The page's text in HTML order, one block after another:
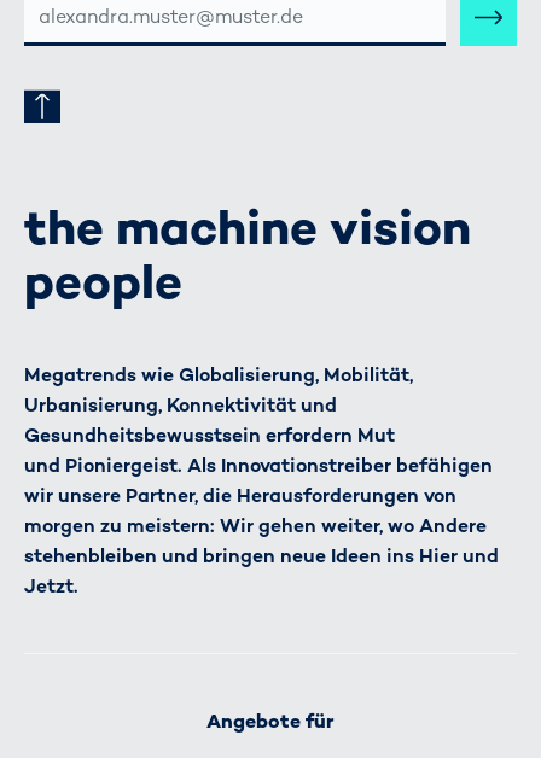
MAIL-
ADRESSE
the machine vision
people
Megatrends wie Globalisierung, Mobilität,
Urbanisierung, Konnektivität und
Gesundheitsbewusstsein erfordern Mut
und Pioniergeist. Als Innovationstreiber befähigen
wir unsere Partner, die Herausforderungen von
morgen zu meistern: Wir gehen weiter, wo Andere
stehenbleiben und bringen neue Ideen ins Hier und
Jetzt.
Angebote für